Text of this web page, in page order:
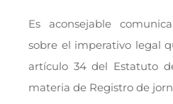
Es aconsejable
sobre el imperativo legal
artículo 34 del Estatuto
materia de Registro de